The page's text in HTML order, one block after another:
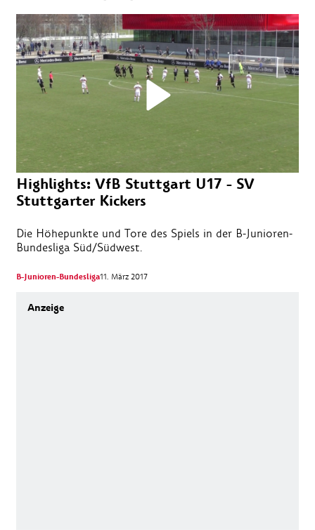
Highlights: VfB Stuttgart U17 - SV
Stuttgarter Kickers
Die Höhepunkte und Tore des Spiels in der B-Junioren-
Bundesliga Süd/Südwest.
B-Junioren-Bundesliga11. März 2017